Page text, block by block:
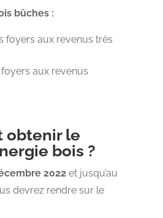
bûches :
foyers aux revenus très
aux revenus
obtenir le
bois ?
2022et jusqu’au
devrez rendre sur le